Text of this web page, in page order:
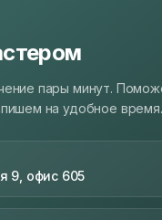
пары минут.
на удобное время.
9, офис 605